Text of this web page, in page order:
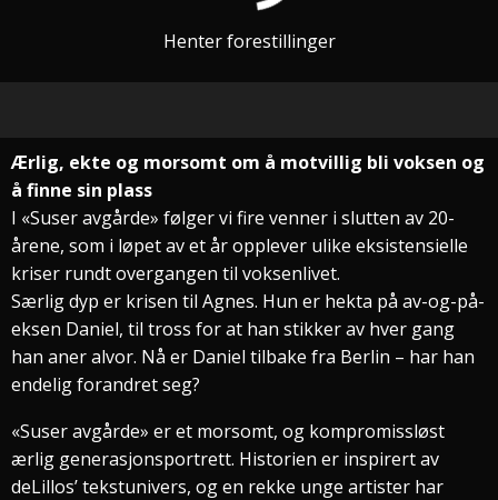
Henter forestillinger
Ærlig, ekte og morsomt om å motvillig bli voksen og
å finne sin plass
I «Suser avgårde» følger vi fire venner i slutten av 20-
årene, som i løpet av et år opplever ulike eksistensielle
kriser rundt overgangen til voksenlivet.
Særlig dyp er krisen til Agnes. Hun er hekta på av-og-på-
eksen Daniel, til tross for at han stikker av hver gang
han aner alvor. Nå er Daniel tilbake fra Berlin – har han
endelig forandret seg?
«Suser avgårde» er et morsomt, og kompromissløst
ærlig generasjonsportrett. Historien er inspirert av
deLillos’ tekstunivers, og en rekke unge artister har